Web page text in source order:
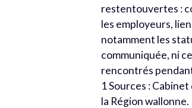
restentouvertes :
les employeurs,
notamment les
communiquée, ni
rencontrés
1 Sources :
la Région wallonne.